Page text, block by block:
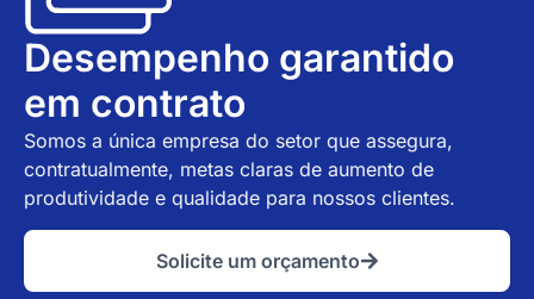
Desempenho garantido
em contrato
Somos a única empresa do setor que assegura,
contratualmente, metas claras de aumento de
produtividade e qualidade para nossos clientes.
Solicite um orçamento